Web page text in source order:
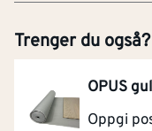
Trenger du også?
OPUS
Oppgi